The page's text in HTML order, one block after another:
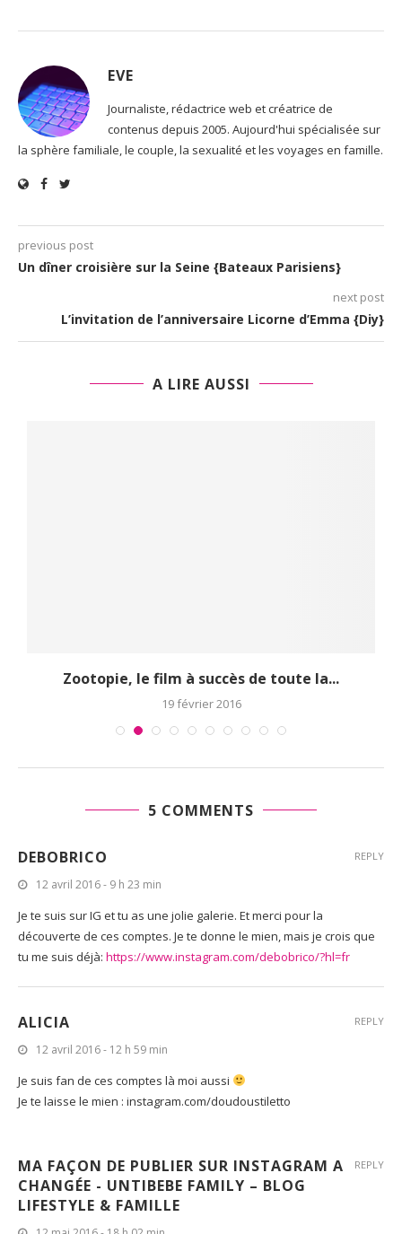
EVE
Journaliste, rédactrice web et créatrice de
contenus depuis 2005. Aujourd'hui spécialisée sur
la sphère familiale, le couple, la sexualité et les voyages en famille.
previous post
Un dîner croisière sur la Seine {Bateaux Parisiens}
next post
L’invitation de l’anniversaire Licorne d’Emma {Diy}
A LIRE AUSSI
Zootopie, le film à succès de toute la...
19 février 2016
5 COMMENTS
DEBOBRICO
12 avril 2016 - 9 h 23 min
Je te suis sur IG et tu as une jolie galerie. Et merci pour la
découverte de ces comptes. Je te donne le mien, mais je crois que
tu me suis déjà: https://www.instagram.com/debobrico/?hl=fr
REPLY
ALICIA
12 avril 2016 - 12 h 59 min
Je suis fan de ces comptes là moi aussi
Je te laisse le mien : instagram.com/doudoustiletto
REPLY
MA FAÇON DE PUBLIER SUR INSTAGRAM A
CHANGÉE - UNTIBEBE FAMILY – BLOG
LIFESTYLE & FAMILLE
REPLY